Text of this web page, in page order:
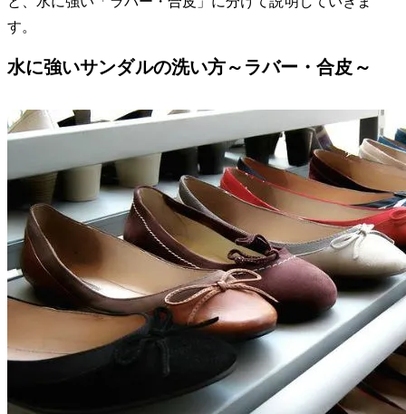
す。
水に強いサンダルの洗い方～ラバー・合皮～